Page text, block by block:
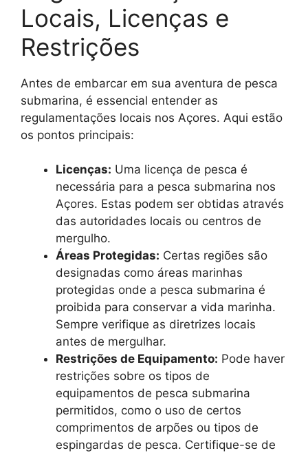
Locais, Licenças e
Restrições
Antes de embarcar em sua aventura de pesca
submarina, é essencial entender as
regulamentações locais nos Açores. Aqui estão
os pontos principais:
Licenças: Uma licença de pesca é
necessária para a pesca submarina nos
Açores. Estas podem ser obtidas através
das autoridades locais ou centros de
mergulho.
Áreas Protegidas: Certas regiões são
designadas como áreas marinhas
protegidas onde a pesca submarina é
proibida para conservar a vida marinha.
Sempre verifique as diretrizes locais
antes de mergulhar.
Restrições de Equipamento: Pode haver
restrições sobre os tipos de
equipamentos de pesca submarina
permitidos, como o uso de certos
comprimentos de arpões ou tipos de
espingardas de pesca. Certifique-se de